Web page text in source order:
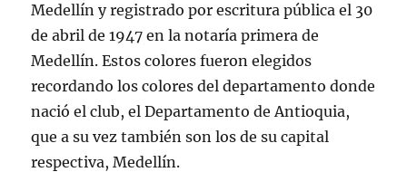
Medellín y registrado por escritura pública el 30
de abril de 1947 en la notaría primera de
Medellín. Estos colores fueron elegidos
recordando los colores del departamento donde
nació el club, el Departamento de Antioquia,
que a su vez también son los de su capital
respectiva, Medellín.